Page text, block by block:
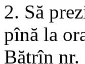
2. Să
pînă la
Bătrîn nr.